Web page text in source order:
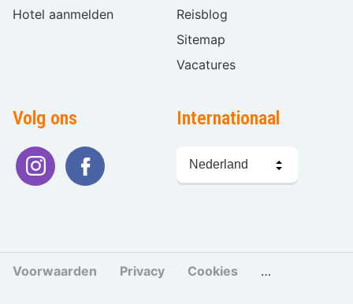
Hotel aanmelden
Reisblog
Sitemap
Vacatures
Volg ons Internationaal
kiezen
Voorwaarden Privacy Cookies Cookies